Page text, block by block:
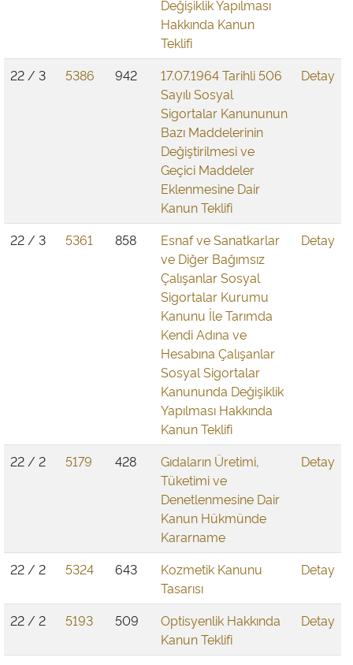
Değişiklik Yapılması
Hakkında Kanun
Teklifi
22 / 3 5386 942
17.07.1964 Tarihli 506
Sayılı Sosyal
Sigortalar Kanununun
Bazı Maddelerinin
Değiştirilmesi ve
Geçici Maddeler
Eklenmesine Dair
Kanun Teklifi
Detay
22 / 3 5361 858
Esnaf ve Sanatkarlar
ve Diğer Bağımsız
Çalışanlar Sosyal
Sigortalar Kurumu
Kanunu İle Tarımda
Kendi Adına ve
Hesabına Çalışanlar
Sosyal Sigortalar
Kanununda Değişiklik
Yapılması Hakkında
Kanun Teklifi
Detay
22 / 2 5179 428
Gıdaların Üretimi,
Tüketimi ve
Denetlenmesine Dair
Kanun Hükmünde
Kararname
Detay
22 / 2 5324 643
Kozmetik Kanunu
Tasarısı
Detay
22 / 2 5193 509
Optisyenlik Hakkında
Kanun Teklifi
Detay